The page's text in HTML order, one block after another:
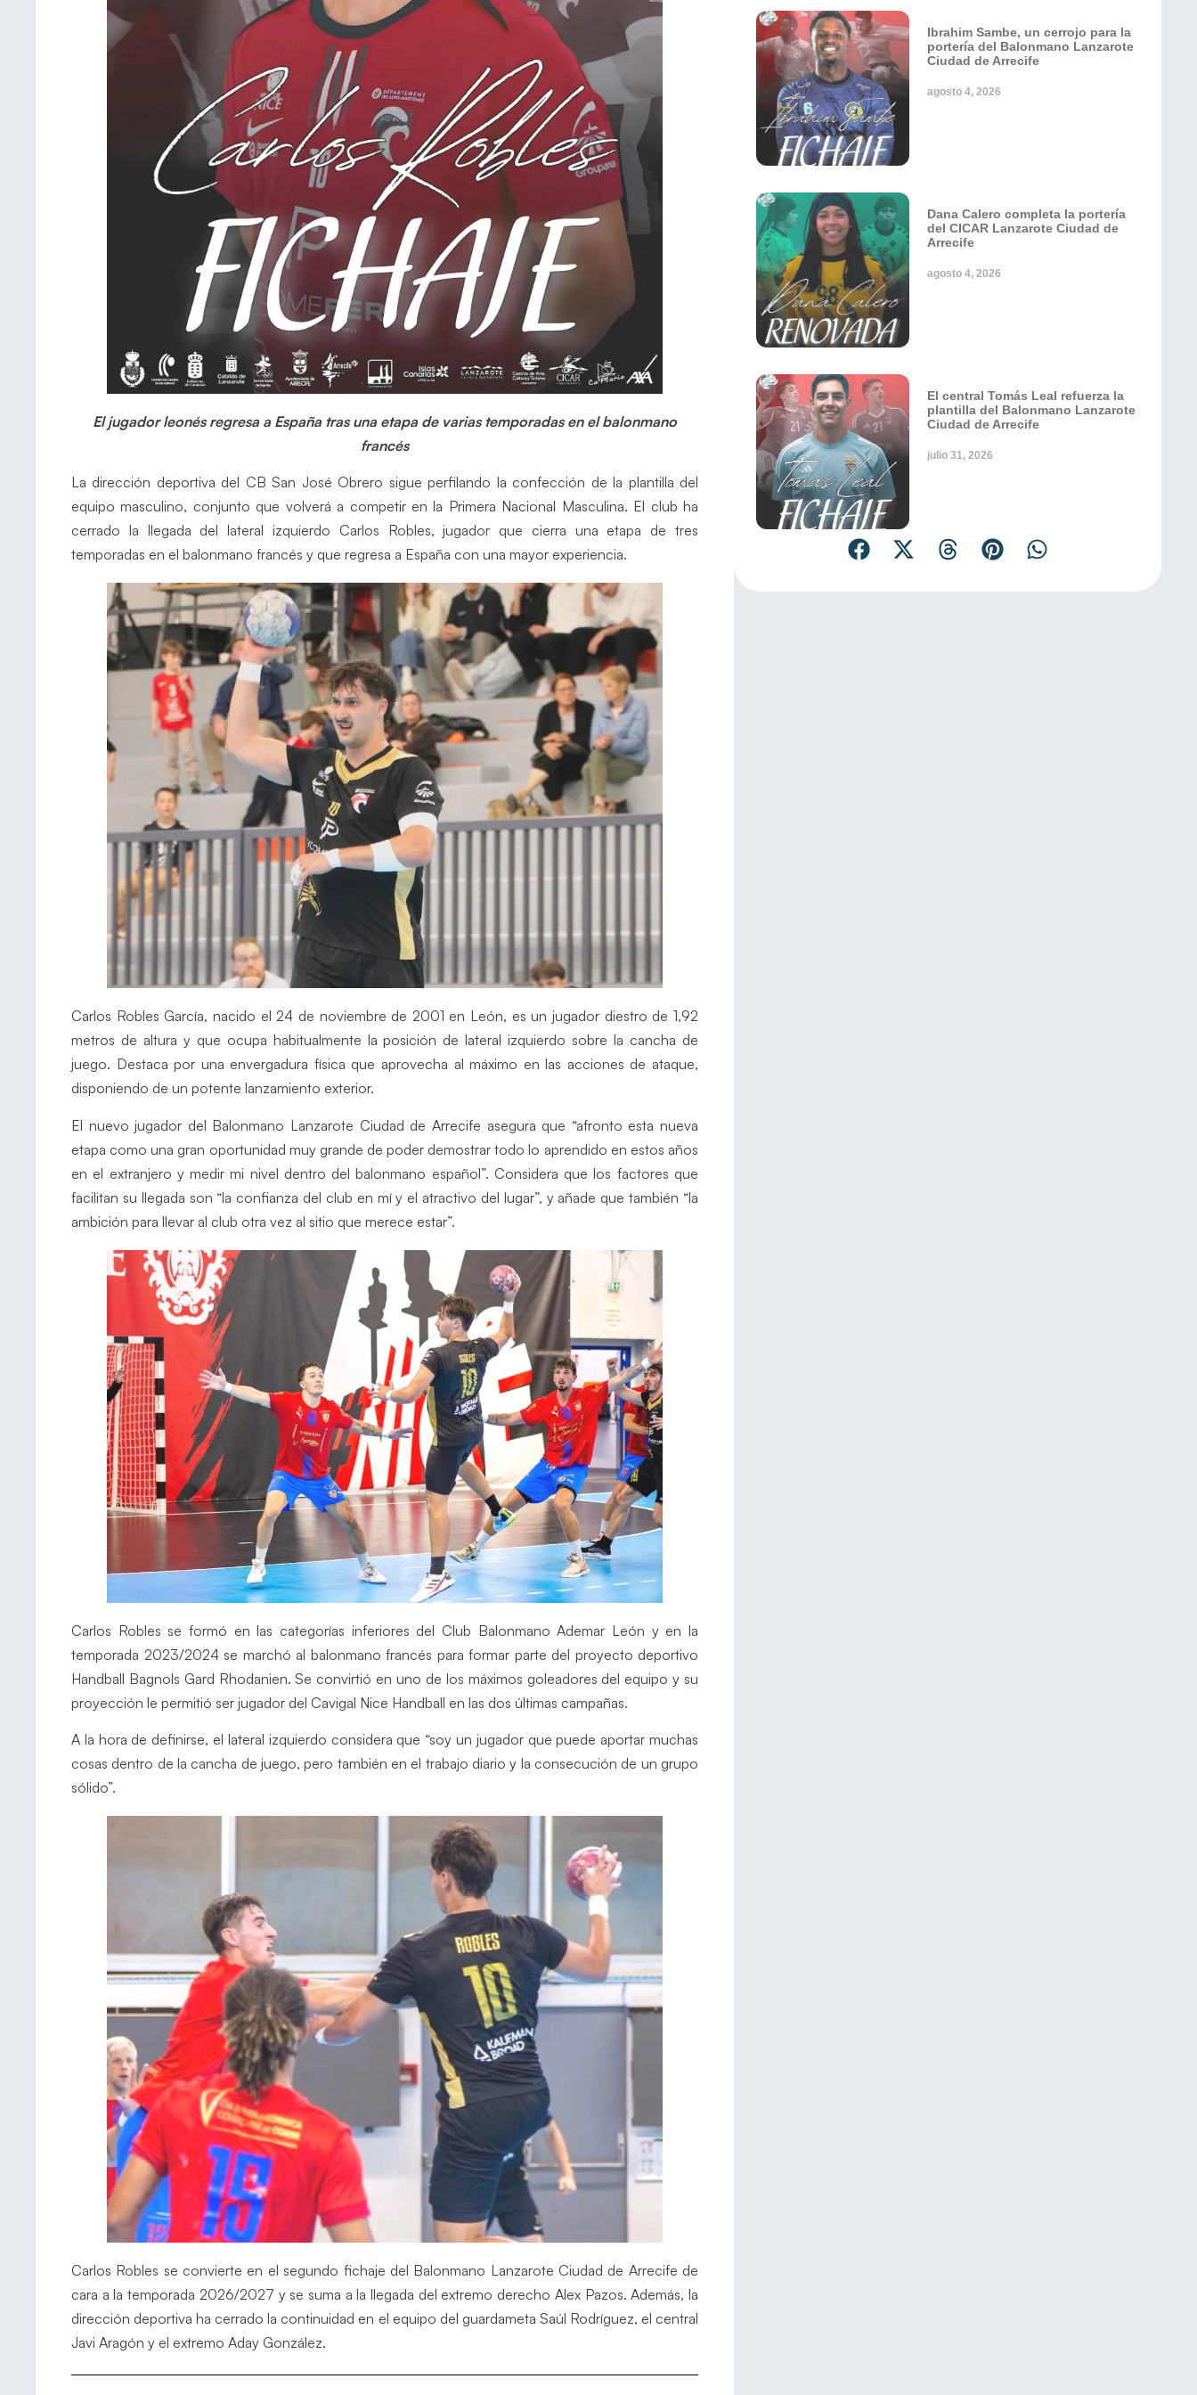
El jugador leonés regresa a España tras una etapa de varias temporadas en el balonmano
francés
La dirección deportiva del CB San José Obrero sigue perfilando la confección de la plantilla del
equipo masculino, conjunto que volverá a competir en la Primera Nacional Masculina. El club ha
cerrado la llegada del lateral izquierdo Carlos Robles, jugador que cierra una etapa de tres
temporadas en el balonmano francés y que regresa a España con una mayor experiencia.
Carlos Robles García, nacido el 24 de noviembre de 2001 en León, es un jugador diestro de 1,92
metros de altura y que ocupa habitualmente la posición de lateral izquierdo sobre la cancha de
juego. Destaca por una envergadura física que aprovecha al máximo en las acciones de ataque,
disponiendo de un potente lanzamiento exterior.
El nuevo jugador del Balonmano Lanzarote Ciudad de Arrecife asegura que “afronto esta nueva
etapa como una gran oportunidad muy grande de poder demostrar todo lo aprendido en estos años
en el extranjero y medir mi nivel dentro del balonmano español”. Considera que los factores que
facilitan su llegada son “la confianza del club en mí y el atractivo del lugar”, y añade que también “la
ambición para llevar al club otra vez al sitio que merece estar”.
Carlos Robles se formó en las categorías inferiores del Club Balonmano Ademar León y en la
temporada 2023/2024 se marchó al balonmano francés para formar parte del proyecto deportivo
Handball Bagnols Gard Rhodanien. Se convirtió en uno de los máximos goleadores del equipo y su
proyección le permitió ser jugador del Cavigal Nice Handball en las dos últimas campañas.
A la hora de definirse, el lateral izquierdo considera que “soy un jugador que puede aportar muchas
cosas dentro de la cancha de juego, pero también en el trabajo diario y la consecución de un grupo
sólido”.
Carlos Robles se convierte en el segundo fichaje del Balonmano Lanzarote Ciudad de Arrecife de
cara a la temporada 2026/2027 y se suma a la llegada del extremo derecho Alex Pazos. Además, la
dirección deportiva ha cerrado la continuidad en el equipo del guardameta Saúl Rodríguez, el central
Javi Aragón y el extremo Aday González.
Ibrahim Sambe, un cerrojo para la
portería del Balonmano Lanzarote
Ciudad de Arrecife
agosto 4, 2026
Dana Calero completa la portería
del CICAR Lanzarote Ciudad de
Arrecife
agosto 4, 2026
El central Tomás Leal refuerza la
plantilla del Balonmano Lanzarote
Ciudad de Arrecife
julio 31, 2026